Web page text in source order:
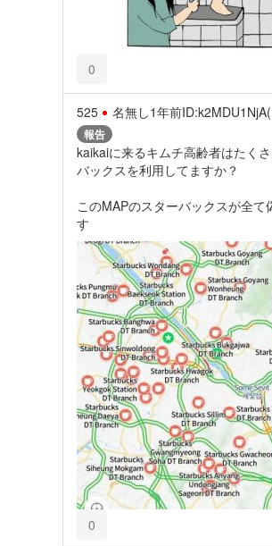
0
525 名無し1年前
報告
kaikaiに来るキムチ高齢者はたく
バックスを利用してますか？
このMAPのスターバックスが全て
す
0